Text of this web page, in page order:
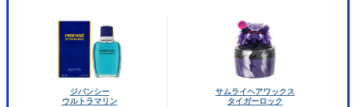
ジバンシー
ウルトラマリン
サムライヘアワックス
タイガーロック